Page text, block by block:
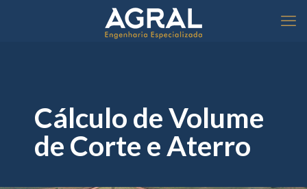
Cálculo de Volume
de Corte e Aterro